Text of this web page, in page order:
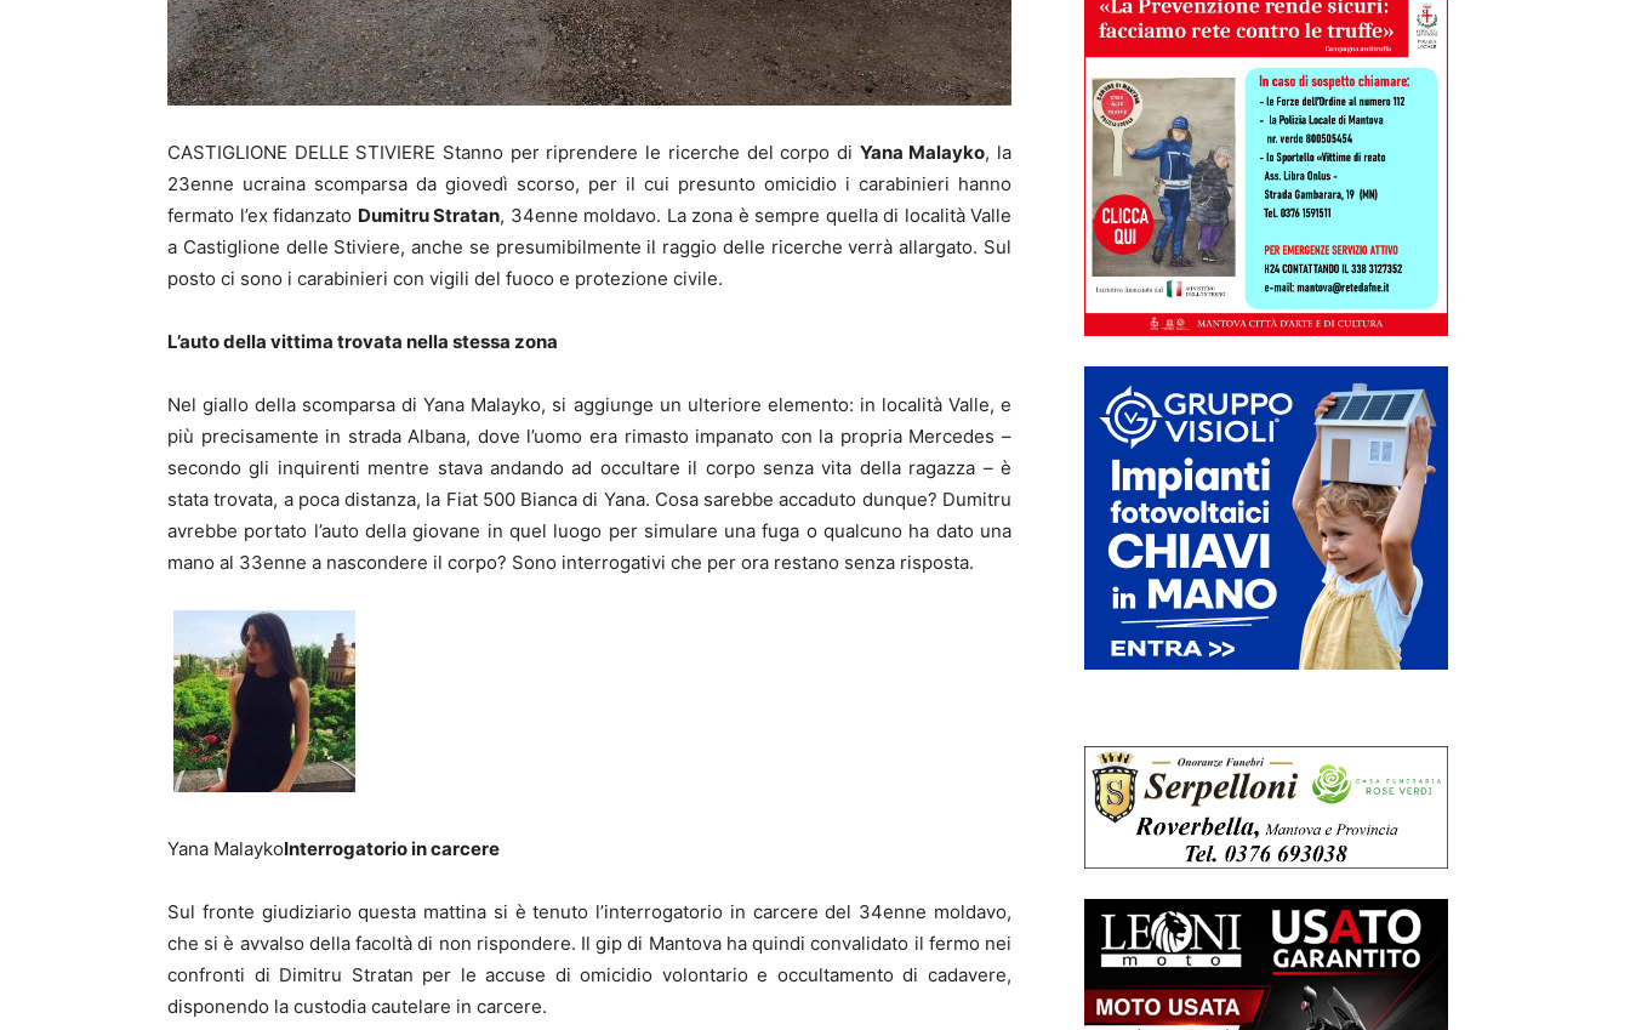
CASTIGLIONE DELLE STIVIERE Stanno per riprendere le ricerche del corpo di Yana Malayko, la
23enne ucraina scomparsa da giovedì scorso, per il cui presunto omicidio i carabinieri hanno
fermato l’ex fidanzato Dumitru Stratan, 34enne moldavo. La zona è sempre quella di località Valle
a Castiglione delle Stiviere, anche se presumibilmente il raggio delle ricerche verrà allargato. Sul
posto ci sono i carabinieri con vigili del fuoco e protezione civile.
L’auto della vittima trovata nella stessa zona
Nel giallo della scomparsa di Yana Malayko, si aggiunge un ulteriore elemento: in località Valle, e
più precisamente in strada Albana, dove l’uomo era rimasto impanato con la propria Mercedes –
secondo gli inquirenti mentre stava andando ad occultare il corpo senza vita della ragazza – è
stata trovata, a poca distanza, la Fiat 500 Bianca di Yana. Cosa sarebbe accaduto dunque? Dumitru
avrebbe portato l’auto della giovane in quel luogo per simulare una fuga o qualcuno ha dato una
mano al 33enne a nascondere il corpo? Sono interrogativi che per ora restano senza risposta.
Yana MalaykoInterrogatorio in carcere
Sul fronte giudiziario questa mattina si è tenuto l’interrogatorio in carcere del 34enne moldavo,
che si è avvalso della facoltà di non rispondere. Il gip di Mantova ha quindi convalidato il fermo nei
confronti di Dimitru Stratan per le accuse di omicidio volontario e occultamento di cadavere,
disponendo la custodia cautelare in carcere.